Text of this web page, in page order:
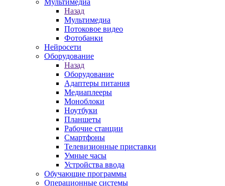
Мультимедиа
Назад
Мультимедиа
Потоковое видео
Фотобанки
Нейросети
Оборудование
Назад
Оборудование
Адаптеры питания
Медиаплееры
Моноблоки
Ноутбуки
Планшеты
Рабочие станции
Смартфоны
Телевизионные приставки
Умные часы
Устройства ввода
Обучающие программы
Операционные системы